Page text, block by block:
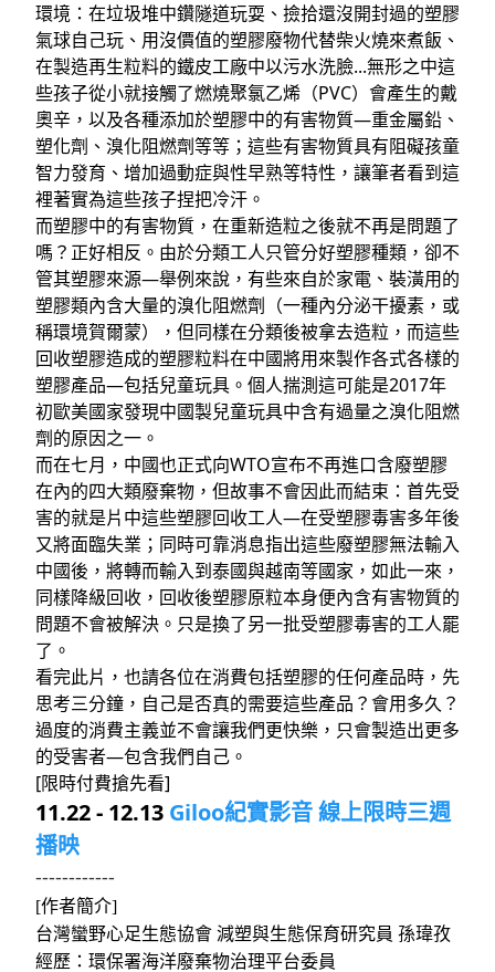
環境：在垃圾堆中鑽隧道玩耍、撿拾還沒開封過的塑膠
氣球自己玩、用沒價值的塑膠廢物代替柴火燒來煮飯、
在製造再生粒料的鐵皮工廠中以污水洗臉...無形之中這
些孩子從小就接觸了燃燒聚氯乙烯（PVC）會產生的戴
奧辛，以及各種添加於塑膠中的有害物質—重金屬鉛、
塑化劑、溴化阻燃劑等等；這些有害物質具有阻礙孩童
智力發育、增加過動症與性早熟等特性，讓筆者看到這
裡著實為這些孩子捏把冷汗。
而塑膠中的有害物質，在重新造粒之後就不再是問題了
嗎？正好相反。由於分類工人只管分好塑膠種類，卻不
管其塑膠來源—舉例來說，有些來自於家電、裝潢用的
塑膠類內含大量的溴化阻燃劑（一種內分泌干擾素，或
稱環境賀爾蒙），但同樣在分類後被拿去造粒，而這些
回收塑膠造成的塑膠粒料在中國將用來製作各式各樣的
塑膠產品—包括兒童玩具。個人揣測這可能是2017年
初歐美國家發現中國製兒童玩具中含有過量之溴化阻燃
劑的原因之一。
而在七月，中國也正式向WTO宣布不再進口含廢塑膠
在內的四大類廢棄物，但故事不會因此而結束：首先受
害的就是片中這些塑膠回收工人—在受塑膠毒害多年後
又將面臨失業；同時可靠消息指出這些廢塑膠無法輸入
中國後，將轉而輸入到泰國與越南等國家，如此一來，
同樣降級回收，回收後塑膠原粒本身便內含有害物質的
問題不會被解決。只是換了另一批受塑膠毒害的工人罷
了。
看完此片，也請各位在消費包括塑膠的任何產品時，先
思考三分鐘，自己是否真的需要這些產品？會用多久？
過度的消費主義並不會讓我們更快樂，只會製造出更多
的受害者—包含我們自己。
[限時付費搶先看]
11.22 - 12.13 Giloo紀實影音 線上限時三週
播映
------------
[作者簡介]
台灣蠻野心足生態協會 減塑與生態保育研究員 孫瑋孜
經歷：環保署海洋廢棄物治理平台委員